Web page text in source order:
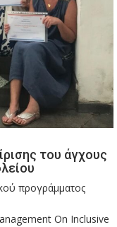
του άγχους
προγράμματος
On Inclusive